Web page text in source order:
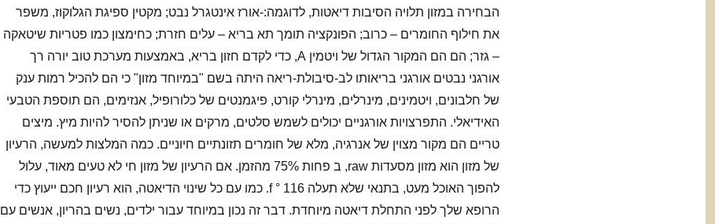
הבחירה במזון תלויה הסיבות דיאטות, לדוגמה:-אורז אינטגרל נבט; מקטין ספיגת הגלוקוז, משפר
את חילוף החומרים – כרוב; הפונקציה תומך תא בריא – עלים חזרת; כחימצון כמו פטריות שיטאקה
– גזר; הם הם המקור הגדול של ויטמין A, כדי לקדם חזון בריא, באמצעות מערכת טוב יורה רך
אורגני נבטים אורגני בריאותו לב-סיבולת-ריאה היתה בשם "במיוחד מזון" כי הם להכיל רמות ענק
של חלבונים, ויטמינים, מינרלים, מינרלי קורט, פיגמנטים של כלורופיל, אנזימים, הם תוספת הטבעי
האידיאלי. התפרצויות אורגניים יכולים לשמש סלטים, מרקים או שניתן להסיר להיות מיץ. מיצים
טריים הם מקור מצוין של אנרגיה, מלא של חומרים תזונתיים חיוניים. כמה המלצות למעשה, הרעיון
של מזון הוא מזון מסעדות raw, ב פחות 75% מהזמן. אם הרעיון של מזון חי לא טעים מאוד, עלול
להפוך האוכל מעט, בתנאי שלא תעלה 116 ° f. כמו עם כל שינוי הדיאטה, הוא רעיון חכם ייעוץ כדי
הרופא שלך לפני התחלת דיאטה מיוחדת. דבר זה נכון במיוחד עבור ילדים, נשים בהריון, אנשים עם